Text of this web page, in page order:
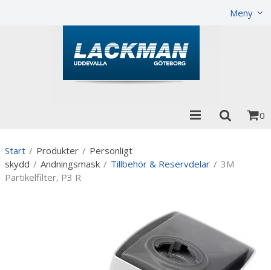
Meny
0
Start / Produkter / Personligt
skydd / Andningsmask / Tillbehör & Reservdelar / 3M
Partikelfilter, P3 R